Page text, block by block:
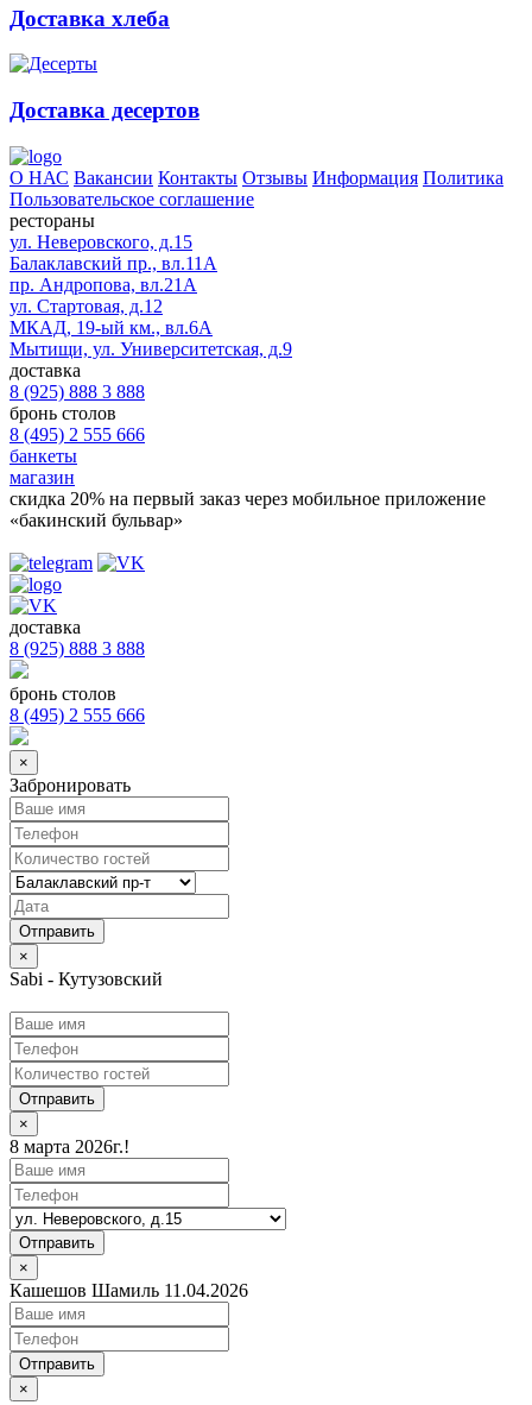
Доставка хлеба
Доставка десертов
О НАС Вакансии Контакты Отзывы Информация Политика
Пользовательское соглашение
рестораны
ул. Неверовского, д.15
Балаклавский пр., вл.11А
пр. Андропова, вл.21А
ул. Стартовая, д.12
МКАД, 19-ый км., вл.6А
Мытищи, ул. Университетская, д.9
доставка
8 (925) 888 3 888
бронь столов
8 (495) 2 555 666
банкеты
магазин
скидка 20% на первый заказ через мобильное приложение
«бакинский бульвар»
доставка
8 (925) 888 3 888
бронь столов
8 (495) 2 555 666
×
Забронировать
×
Sabi - Кутузовский
Отправить
×
8 марта 2026г.!
Отправить
×
Кашешов Шамиль 11.04.2026
Отправить
×